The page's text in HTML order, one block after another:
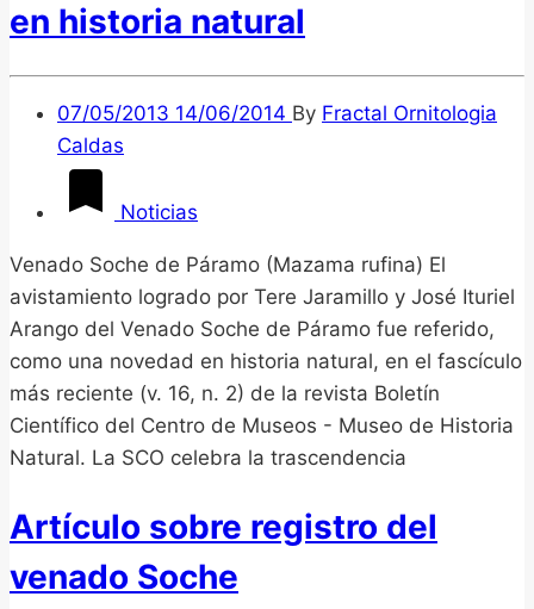
en historia natural
07/05/2013 14/06/2014 By Fractal Ornitologia
Caldas
Noticias
Venado Soche de Páramo (Mazama rufina) El
avistamiento logrado por Tere Jaramillo y José Ituriel
Arango del Venado Soche de Páramo fue referido,
como una novedad en historia natural, en el fascículo
más reciente (v. 16, n. 2) de la revista Boletín
Científico del Centro de Museos - Museo de Historia
Natural. La SCO celebra la trascendencia
Artículo sobre registro del
venado Soche